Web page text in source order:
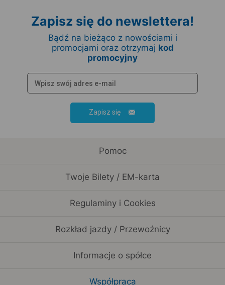
Zapisz się do newslettera!
Bądź na bieżąco z nowościami i
promocjami oraz otrzymaj kod
promocyjny
Zapisz się
Pomoc
Twoje Bilety / EM-karta
Regulaminy i Cookies
Rozkład jazdy / Przewoźnicy
Informacje o spółce
Współpraca